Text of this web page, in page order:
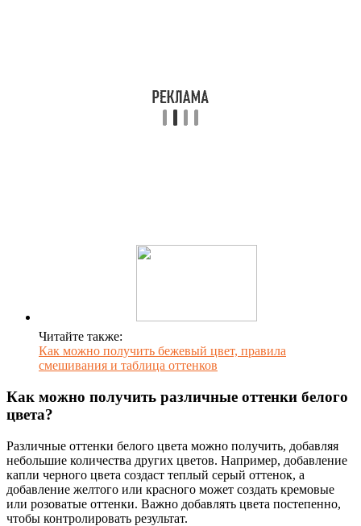
Читайте также:
Как можно получить бежевый цвет, правила
смешивания и таблица оттенков
Как можно получить различные оттенки белого
цвета?
Различные оттенки белого цвета можно получить, добавляя
небольшие количества других цветов. Например, добавление
капли черного цвета создаст теплый серый оттенок, а
добавление желтого или красного может создать кремовые
или розоватые оттенки. Важно добавлять цвета постепенно,
чтобы контролировать результат.